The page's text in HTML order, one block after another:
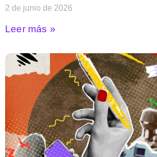
2 de junio de 2026
Leer más »